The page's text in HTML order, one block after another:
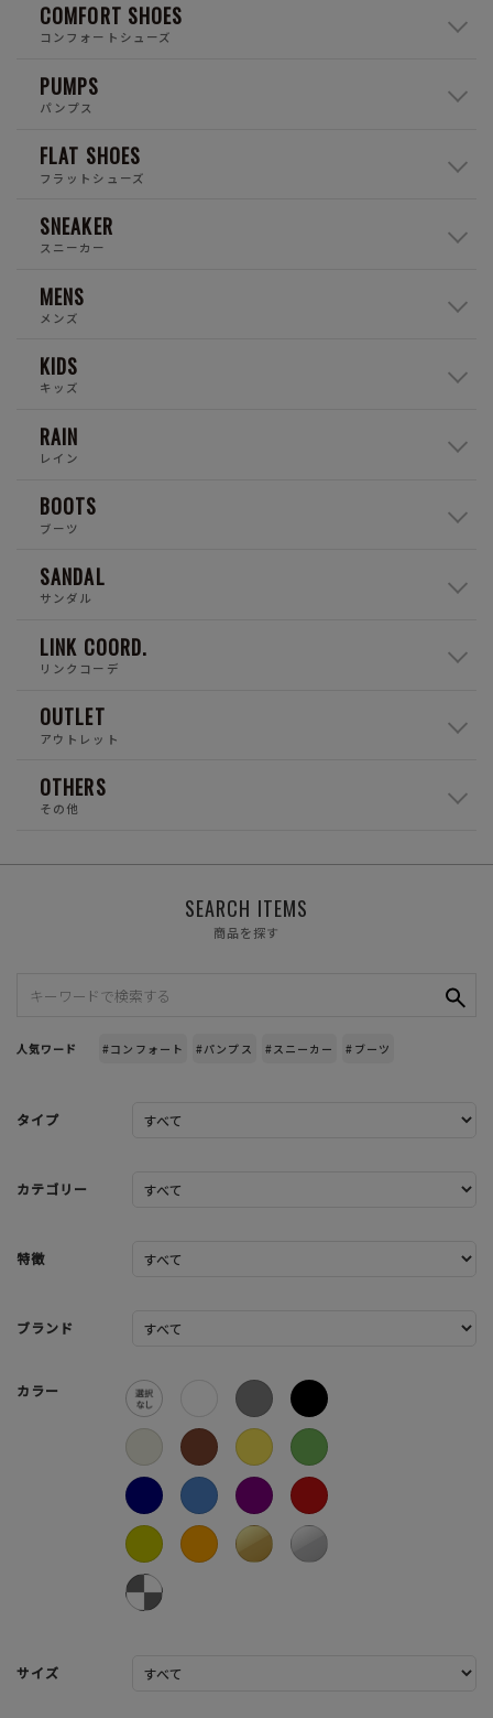
COMFORT SHOES
コンフォートシューズ
PUMPS
パンプス
FLAT SHOES
フラットシューズ
SNEAKER
スニーカー
MENS
メンズ
KIDS
キッズ
RAIN
レイン
BOOTS
ブーツ
SANDAL
サンダル
LINK COORD.
リンクコーデ
OUTLET
アウトレット
OTHERS
その他
SEARCH ITEMS
商品を探す
人気ワード #コンフォート #パンプス #スニーカー #ブーツ
タイプ
カテゴリー
特徴
ブランド
カラー
サイズ